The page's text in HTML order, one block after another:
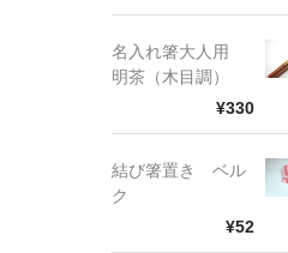
名入れ箸大人用
明茶（木目調）
¥330
結び箸置き ベル
ク
¥52